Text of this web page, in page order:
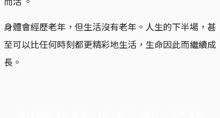
身體會經歷老年，但生活沒有老年。人生的下半場，甚
至可以比任何時刻都更精彩地生活，生命因此而繼續成
長。